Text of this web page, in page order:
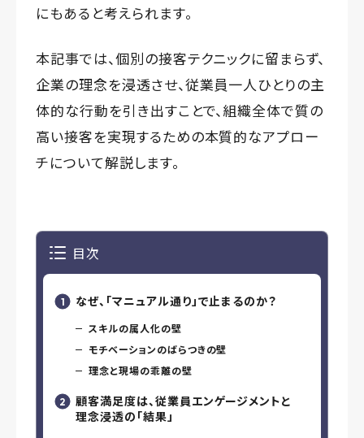
にもあると考えられます。
本記事では、個別の接客テクニックに留まらず、
企業の理念を浸透させ、従業員一人ひとりの主
体的な行動を引き出すことで、組織全体で質の
高い接客を実現するための本質的なアプロー
チについて解説します。
目次
なぜ、「マニュアル通り」で止まるのか？
スキルの属人化の壁
モチベーションのばらつきの壁
理念と現場の乖離の壁
顧客満足度は、従業員エンゲージメントと
理念浸透の「結果」